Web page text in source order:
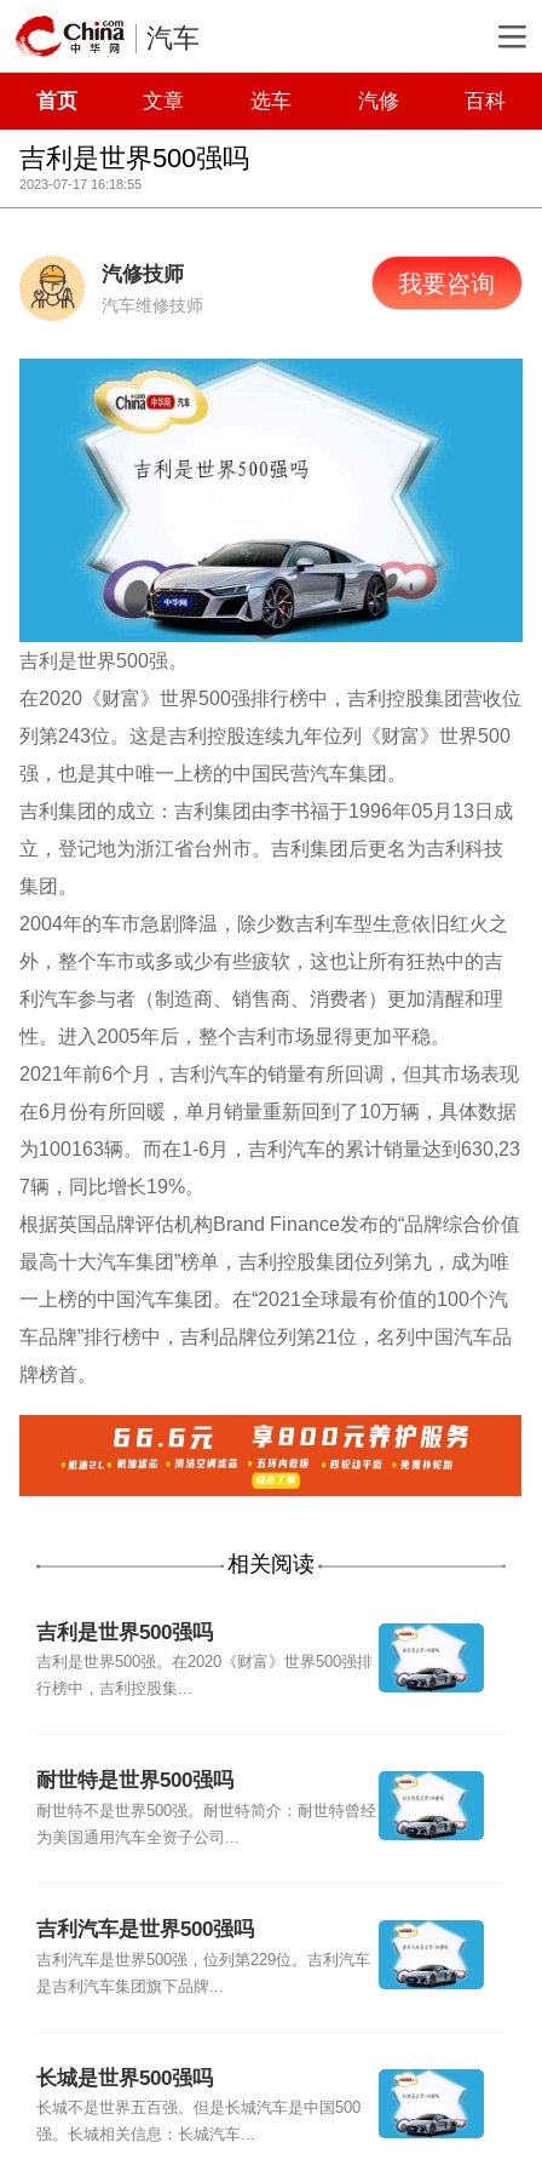
汽车
首页 文章 选车 汽修 百科
吉利是世界500强吗
2023-07-17 16:18:55
汽修技师
汽车维修技师
我要咨询
吉利是世界500强。
在2020《财富》世界500强排行榜中，吉利控股集团营收位
列第243位。这是吉利控股连续九年位列《财富》世界500
强，也是其中唯一上榜的中国民营汽车集团。
吉利集团的成立：吉利集团由李书福于1996年05月13日成
立，登记地为浙江省台州市。吉利集团后更名为吉利科技
集团。
2004年的车市急剧降温，除少数吉利车型生意依旧红火之
外，整个车市或多或少有些疲软，这也让所有狂热中的吉
利汽车参与者（制造商、销售商、消费者）更加清醒和理
性。进入2005年后，整个吉利市场显得更加平稳。
2021年前6个月，吉利汽车的销量有所回调，但其市场表现
在6月份有所回暖，单月销量重新回到了10万辆，具体数据
为100163辆。而在1-6月，吉利汽车的累计销量达到630,23
7辆，同比增长19%。
根据英国品牌评估机构Brand Finance发布的“品牌综合价值
最高十大汽车集团”榜单，吉利控股集团位列第九，成为唯
一上榜的中国汽车集团。在“2021全球最有价值的100个汽
车品牌”排行榜中，吉利品牌位列第21位，名列中国汽车品
牌榜首。
相关阅读
吉利是世界500强吗
吉利是世界500强。在2020《财富》世界500强排
行榜中，吉利控股集...
耐世特是世界500强吗
耐世特不是世界500强。耐世特简介：耐世特曾经
为美国通用汽车全资子公司...
吉利汽车是世界500强吗
吉利汽车是世界500强，位列第229位。吉利汽车
是吉利汽车集团旗下品牌...
长城是世界500强吗
长城不是世界五百强。但是长城汽车是中国500
强。长城相关信息：长城汽车...